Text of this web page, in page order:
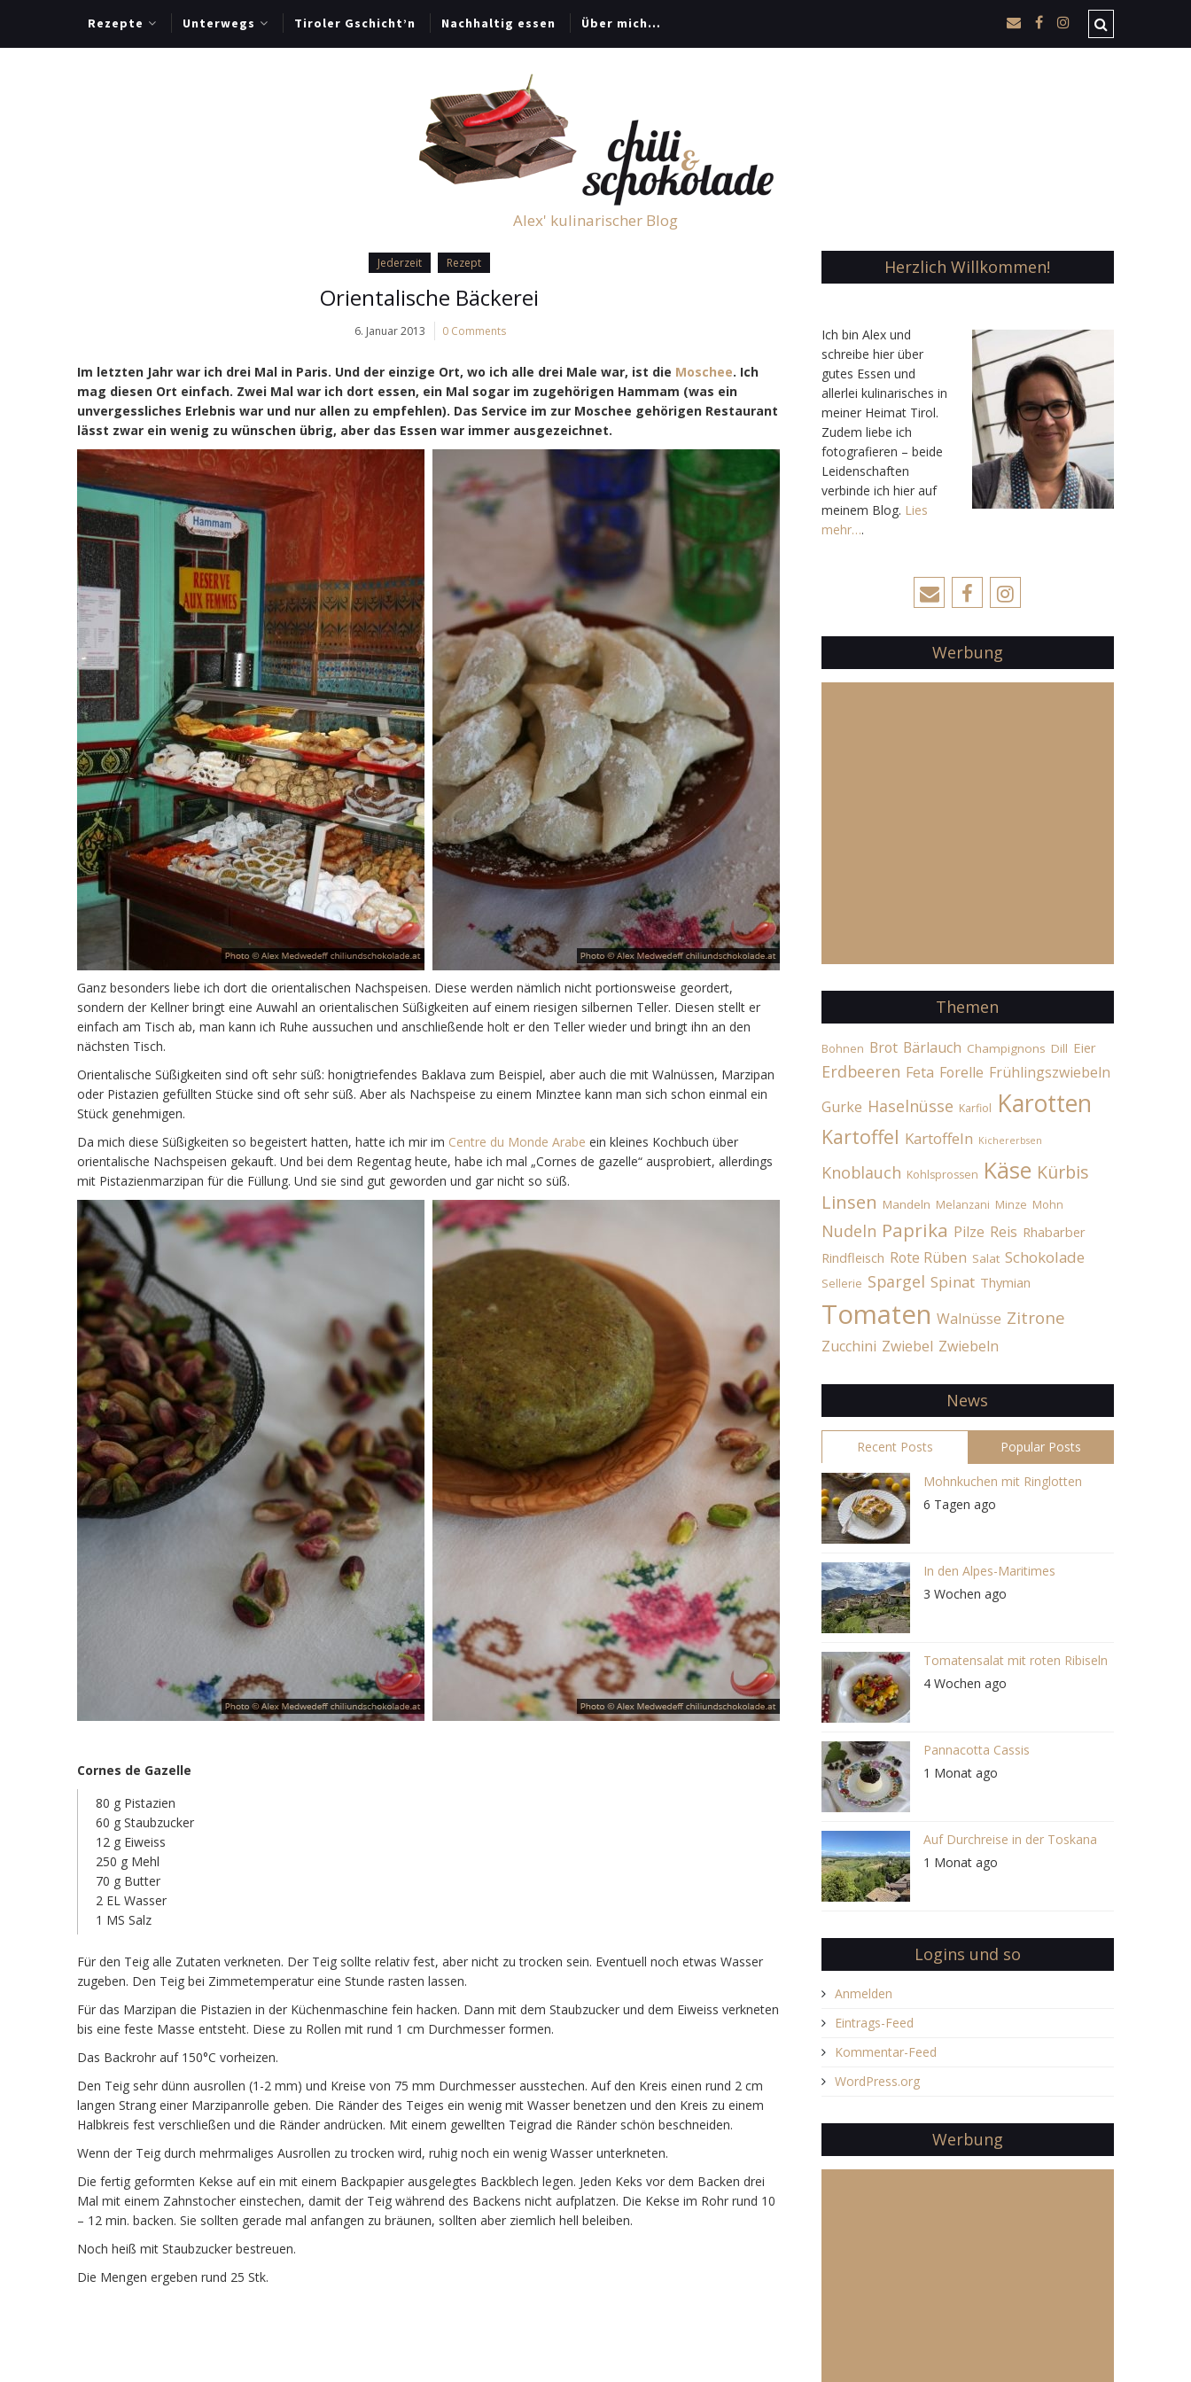
Rezepte Unterwegs Tiroler Gschicht’n Nachhaltig essen Über mich…
Alex' kulinarischer Blog
Jederzeit Rezept
Orientalische Bäckerei
6. Januar 2013 0 Comments
Im letzten Jahr war ich drei Mal in Paris. Und der einzige Ort, wo ich alle drei Male war, ist die Moschee. Ich
mag diesen Ort einfach. Zwei Mal war ich dort essen, ein Mal sogar im zugehörigen Hammam (was ein
unvergessliches Erlebnis war und nur allen zu empfehlen). Das Service im zur Moschee gehörigen Restaurant
lässt zwar ein wenig zu wünschen übrig, aber das Essen war immer ausgezeichnet.
Ganz besonders liebe ich dort die orientalischen Nachspeisen. Diese werden nämlich nicht portionsweise geordert,
sondern der Kellner bringt eine Auwahl an orientalischen Süßigkeiten auf einem riesigen silbernen Teller. Diesen stellt er
einfach am Tisch ab, man kann ich Ruhe aussuchen und anschließende holt er den Teller wieder und bringt ihn an den
nächsten Tisch.
Orientalische Süßigkeiten sind oft sehr süß: honigtriefendes Baklava zum Beispiel, aber auch die mit Walnüssen, Marzipan
oder Pistazien gefüllten Stücke sind oft sehr süß. Aber als Nachspeise zu einem Minztee kann man sich schon einmal ein
Stück genehmigen.
Da mich diese Süßigkeiten so begeistert hatten, hatte ich mir im Centre du Monde Arabe ein kleines Kochbuch über
orientalische Nachspeisen gekauft. Und bei dem Regentag heute, habe ich mal „Cornes de gazelle“ ausprobiert, allerdings
mit Pistazienmarzipan für die Füllung. Und sie sind gut geworden und gar nicht so süß.
Cornes de Gazelle
80 g Pistazien
60 g Staubzucker
12 g Eiweiss
250 g Mehl
70 g Butter
2 EL Wasser
1 MS Salz
Für den Teig alle Zutaten verkneten. Der Teig sollte relativ fest, aber nicht zu trocken sein. Eventuell noch etwas Wasser
zugeben. Den Teig bei Zimmetemperatur eine Stunde rasten lassen.
Für das Marzipan die Pistazien in der Küchenmaschine fein hacken. Dann mit dem Staubzucker und dem Eiweiss verkneten
bis eine feste Masse entsteht. Diese zu Rollen mit rund 1 cm Durchmesser formen.
Das Backrohr auf 150°C vorheizen.
Den Teig sehr dünn ausrollen (1-2 mm) und Kreise von 75 mm Durchmesser ausstechen. Auf den Kreis einen rund 2 cm
langen Strang einer Marzipanrolle geben. Die Ränder des Teiges ein wenig mit Wasser benetzen und den Kreis zu einem
Halbkreis fest verschließen und die Ränder andrücken. Mit einem gewellten Teigrad die Ränder schön beschneiden.
Wenn der Teig durch mehrmaliges Ausrollen zu trocken wird, ruhig noch ein wenig Wasser unterkneten.
Die fertig geformten Kekse auf ein mit einem Backpapier ausgelegtes Backblech legen. Jeden Keks vor dem Backen drei
Mal mit einem Zahnstocher einstechen, damit der Teig während des Backens nicht aufplatzen. Die Kekse im Rohr rund 10
– 12 min. backen. Sie sollten gerade mal anfangen zu bräunen, sollten aber ziemlich hell beleiben.
Noch heiß mit Staubzucker bestreuen.
Die Mengen ergeben rund 25 Stk.
Herzlich Willkommen!
Ich bin Alex und
schreibe hier über
gutes Essen und
allerlei kulinarisches in
meiner Heimat Tirol.
Zudem liebe ich
fotografieren – beide
Leidenschaften
verbinde ich hier auf
meinem Blog. Lies
mehr….
Werbung
Themen
Bohnen Brot Bärlauch Champignons Dill Eier
Erdbeeren Feta Forelle Frühlingszwiebeln
Gurke Haselnüsse Karfiol Karotten
Kartoffel Kartoffeln Kichererbsen
Knoblauch Kohlsprossen Käse Kürbis
Linsen Mandeln Melanzani Minze Mohn
Nudeln Paprika Pilze Reis Rhabarber
Rindfleisch Rote Rüben Salat Schokolade
Sellerie Spargel Spinat Thymian
Tomaten Walnüsse Zitrone
Zucchini Zwiebel Zwiebeln
News
Recent Posts Popular Posts
Mohnkuchen mit Ringlotten
6 Tagen ago
In den Alpes-Maritimes
3 Wochen ago
Tomatensalat mit roten Ribiseln
4 Wochen ago
Pannacotta Cassis
1 Monat ago
Auf Durchreise in der Toskana
1 Monat ago
Logins und so
Anmelden
Eintrags-Feed
Kommentar-Feed
WordPress.org
Werbung